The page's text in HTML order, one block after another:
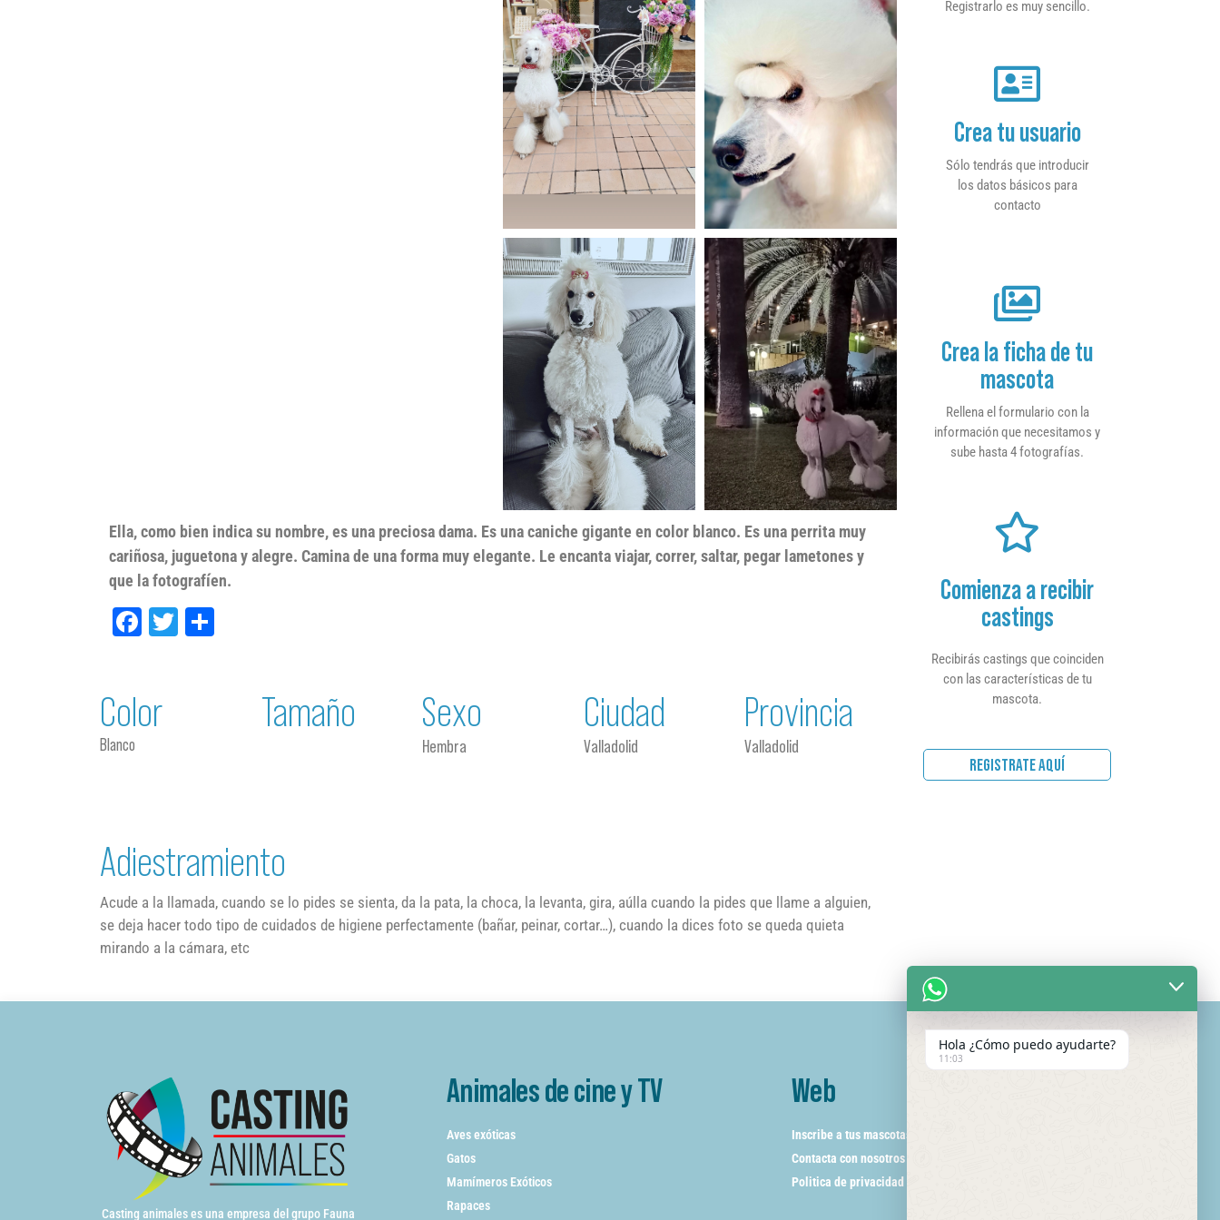
Ella, como bien indica su nombre, es una preciosa dama. Es una caniche gigante en color blanco. Es una perrita muy
cariñosa, juguetona y alegre. Camina de una forma muy elegante. Le encanta viajar, correr, saltar, pegar lametones y
que la fotografíen.
Facebook
Twitter
Color
Blanco
Tamaño Sexo
Hembra
Ciudad
Valladolid
Provincia
Valladolid
Adiestramiento
Acude a la llamada, cuando se lo pides se sienta, da la pata, la choca, la levanta, gira, aúlla cuando la pides que llame a alguien,
se deja hacer todo tipo de cuidados de higiene perfectamente (bañar, peinar, cortar…), cuando la dices foto se queda quieta
mirando a la cámara, etc
Registrarlo es muy sencillo.
Crea tu usuario
Sólo tendrás que introducir
los datos básicos para
contacto
Crea la ficha de tu
mascota
Rellena el formulario con la
información que necesitamos y
sube hasta 4 fotografías.
Comienza a recibir
castings
Recibirás castings que coinciden
con las características de tu
mascota.
REGISTRATE AQUÍ
Casting animales es una empresa del grupo Fauna
Animales de cine y TV
Aves exóticas
Gatos
Mamímeros Exóticos
Rapaces
Web
Inscribe a tus mascotas
Contacta con nosotros
Politica de privacidad
Hola ¿Cómo puedo ayudarte?
11:03